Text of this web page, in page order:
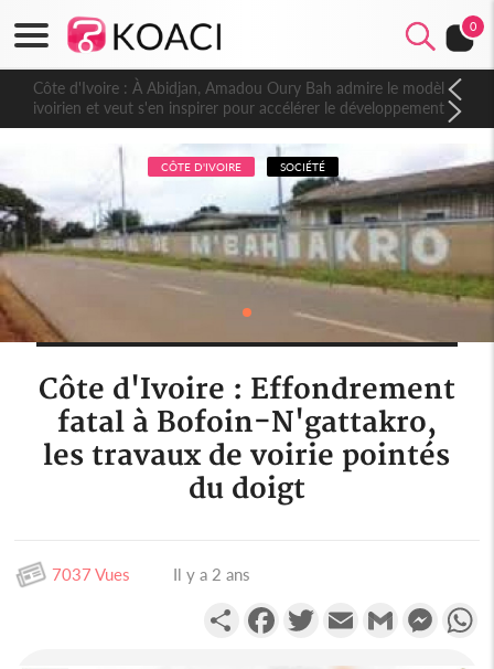
0
Côte d'Ivoire : À Abidjan, Amadou Oury Bah admire le modèle
ivoirien et veut s'en inspirer pour accélérer le développement
de la Guinée
CÔTE D'IVOIRE SOCIÉTÉ
Côte d'Ivoire : Effondrement
fatal à Bofoin-N'gattakro,
les travaux de voirie pointés
du doigt
7037 Vues Il y a 2 ans
PartagerFacebookTwitterEmail Gmail